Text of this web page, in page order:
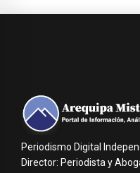
Periodismo Digital
Director: Periodista y